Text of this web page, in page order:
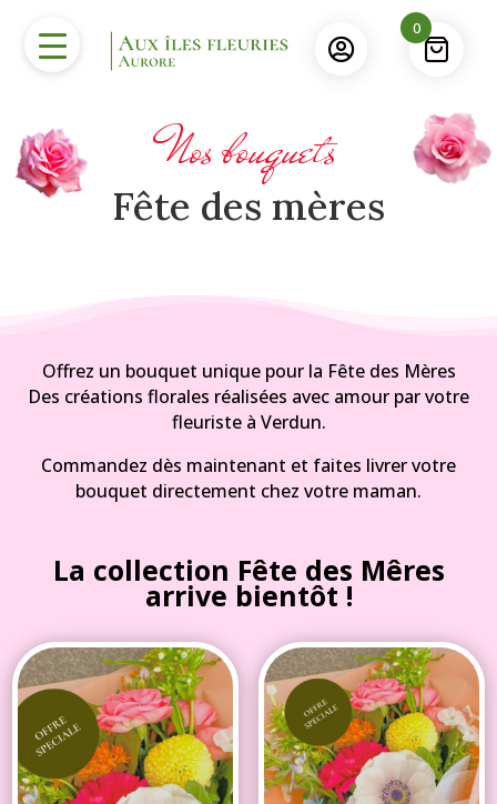

Nos bouquets
Fête des mères
Offrez un bouquet unique pour la Fête des Mères
Des créations florales réalisées avec amour par votre
fleuriste à Verdun.
Commandez dès maintenant et faites livrer votre
bouquet directement chez votre maman.
La collection Fête des Mêres
arrive bientôt !
0